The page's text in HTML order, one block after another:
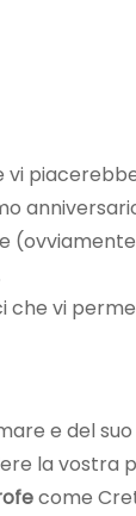
vi
che vi
e del
la vostra
come